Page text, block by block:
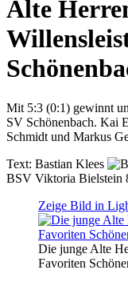
Alte
Mit 5:3 (0:1) gewinnt
SV Schönenbach. Kai
Schmidt und Markus
Text: Bastian Klees
BSV Viktoria Bielstein
Zeige Bild in
Die junge Alte
Favoriten